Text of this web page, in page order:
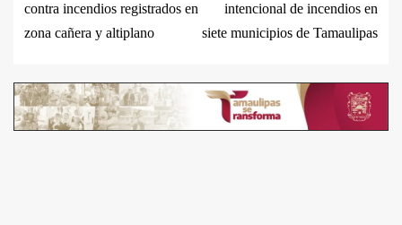
contra incendios registrados en
zona cañera y altiplano
intencional de incendios en
siete municipios de Tamaulipas